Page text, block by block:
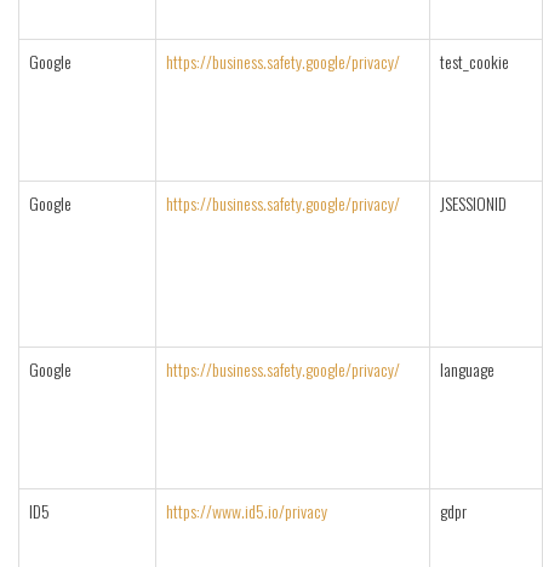
Google https://business.safety.google/privacy/ test_cookie
Google https://business.safety.google/privacy/ JSESSIONID
Google https://business.safety.google/privacy/ language
ID5 https://www.id5.io/privacy gdpr